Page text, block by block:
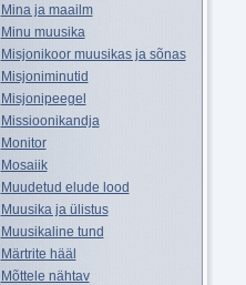
Mina ja maailm
Minu muusika
Misjonikoor muusikas ja sõnas
Misjoniminutid
Misjonipeegel
Missioonikandja
Monitor
Mosaiik
Muudetud elude lood
Muusika ja ülistus
Muusikaline tund
Märtrite hääl
Mõttele nähtav